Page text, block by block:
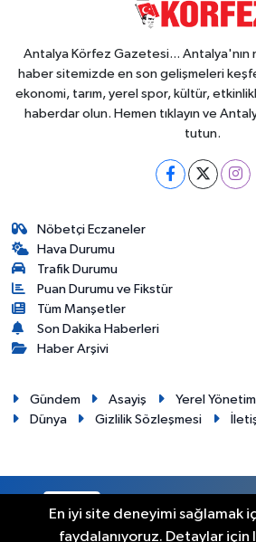
Antalya Körfez Gazetesi... Antalya'nın
haber sitemizde en son gelişmeleri
ekonomi, tarım, yerel spor, kültür,
haberdar olun. Hemen tıklayın ve
tutun.
Nöbetçi Eczaneler
Hava Durumu
Trafik Durumu
Puan Durumu ve Fikstür
Tüm Manşetler
Son Dakika Haberleri
Haber Arşivi
Gündem Asayiş Yerel Yönetim
Dünya
Gizlilik Sözleşmesi
En iyi site deneyimi sağlamak
faydalanıyoruz. Detaylar için